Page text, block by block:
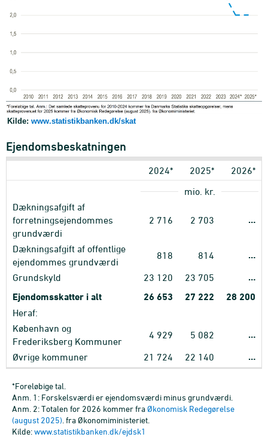
Kilde: www.statistikbanken.dk/skat
Ejendomsbeskatningen
2024* 2025*
2026*
mio. kr.
Dækningsafgift af
forretningsejendommes
grundværdi
2 716 2 703 …
Dækningsafgift af offentlige
ejendommes grundværdi
818 814 …
Grundskyld 23 120 23 705
…
Ejendomsskatter i alt
26 653 27 222 28 200
Heraf:
København og
Frederiksberg Kommuner
4 929 5 082 …
Øvrige kommuner 21 724 22 140 …
*Foreløbige tal.
Anm. 1: Forskelsværdi er ejendomsværdi minus grundværdi.
Anm. 2: Totalen for 2026 kommer fraØkonomisk Redegørelse
(august 2025) . fra Økonomiministeriet.
Kilde:www.statistikbanken.dk/ejdsk1